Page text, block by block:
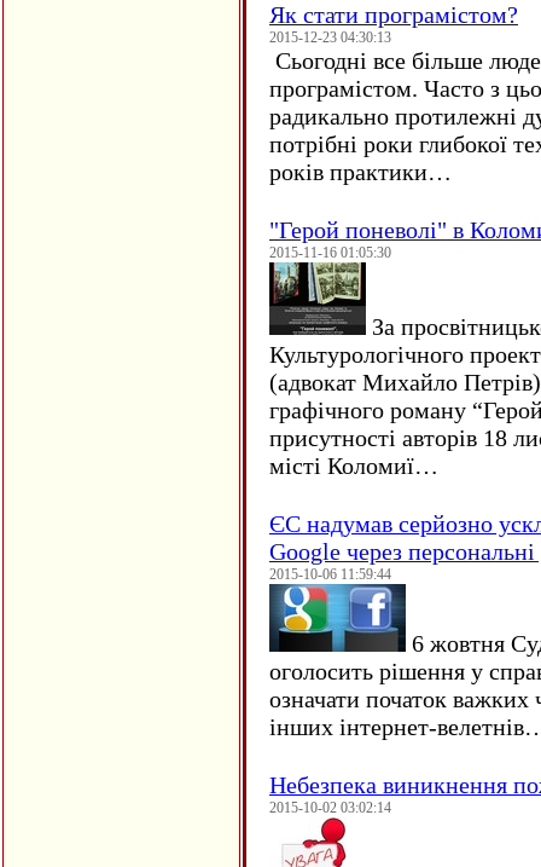
Як стати програмістом?
2015-12-23 04:30:13
Сьогодні все більше
програмістом. Часто з
радикально протилежні
потрібні роки глибокої
років практики…
"Герой поневолі" в
2015-11-16 01:05:30
За
Культурологічного
(адвокат Михайло
графічного роману
присутності авторів 18
місті Коломиї…
ЄC надумав серйозно
Google через персональні
2015-10-06 11:59:44
6 жовтня
оголосить рішення у
означати початок важких
інших інтернет-
Небезпека виникнення
2015-10-02 03:02:14